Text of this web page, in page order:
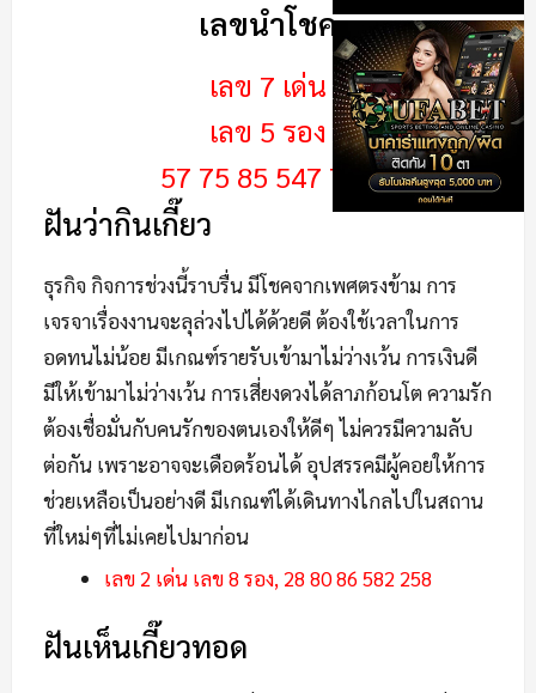
เลขนำโชค
เลข 7 เด่น
เลข 5 รอง
57 75 85 547 757
ฝันว่ากินเกี๊ยว
ธุรกิจ กิจการช่วงนี้ราบรื่น มีโชคจากเพศตรงข้าม การ
เจรจาเรื่องงานจะลุล่วงไปได้ด้วยดี ต้องใช้เวลาในการ
อดทนไม่น้อย มีเกณฑ์รายรับเข้ามาไม่ว่างเว้น การเงินดี
มีให้เข้ามาไม่ว่างเว้น การเสี่ยงดวงได้ลาภก้อนโต ความรัก
ต้องเชื่อมั่นกับคนรักของตนเองให้ดีๆ ไม่ควรมีความลับ
ต่อกัน เพราะอาจจะเดือดร้อนได้ อุปสรรคมีผู้คอยให้การ
ช่วยเหลือเป็นอย่างดี มีเกณฑ์ได้เดินทางไกลไปในสถาน
ที่ใหม่ๆที่ไม่เคยไปมาก่อน
เลข 2 เด่น เลข 8 รอง, 28 80 86 582 258
ฝันเห็นเกี๊ยวทอด